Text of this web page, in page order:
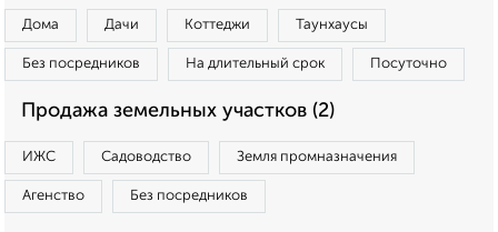
Дома Дачи Коттеджи Таунхаусы
Без посредников На длительный срок Посуточно
Продажа земельных участков (2)
ИЖС Садоводство Земля промназначения
Агенство Без посредников